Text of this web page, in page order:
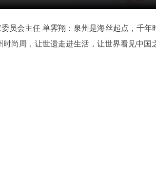
会主任 单霁翔：泉州是海丝起点，千年
时尚周，让世遗走进生活，让世界看见中国